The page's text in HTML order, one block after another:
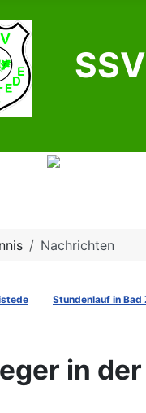
SSV
Nachrichten
Stundenlauf in Bad
in